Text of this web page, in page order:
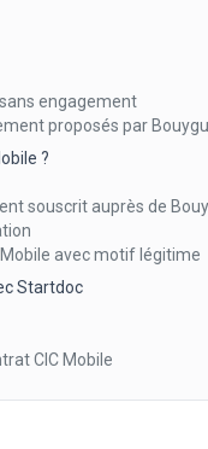
engagement
proposés par
?
souscrit auprès de
avec motif légitime
Startdoc
CIC Mobile